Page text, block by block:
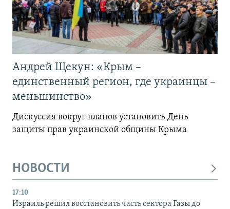
Андрей Щекун: «Крым –
единственный регион, где украинцы –
меньшинство»
Дискуссия вокруг планов установить День
защиты прав украинской общины Крыма
НОВОСТИ
17:10
Израиль решил восстановить часть сектора Газы до